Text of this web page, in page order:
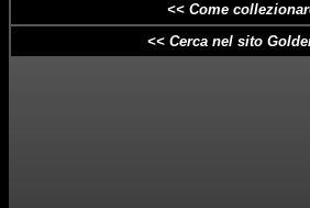
<< Come
<< Cerca nel sito